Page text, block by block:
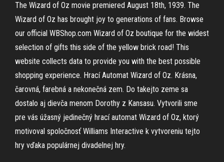
The Wizard of Oz movie premiered August 18th, 1939. The
Wizard of Oz has brought joy to generations of fans. Browse
our official WBShop.com Wizard of Oz boutique for the widest
selection of gifts this side of the yellow brick road! This
website collects data to provide you with the best possible
shopping experience. Hrací Automat Wizard of Oz. Krásna,
čarovná, farebná a nekonečná zem. Do takejto zeme sa
dostalo aj dievča menom Dorothy z Kansasu. Vytvorili sme
pre vás úžasný jedinečný hrací automat Wizard of Oz, ktorý
motivoval spoločnosť Williams Interactive k vytvoreniu tejto
hry vďaka populárnej divadelnej hry.